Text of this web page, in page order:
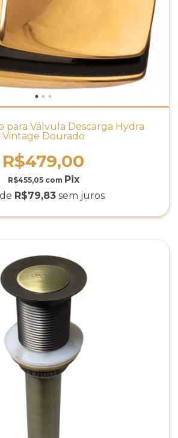
para Válvula Descarga Hydra
Vintage Dourado
R$479,00
R$455,05 com
R$79,83 sem juros